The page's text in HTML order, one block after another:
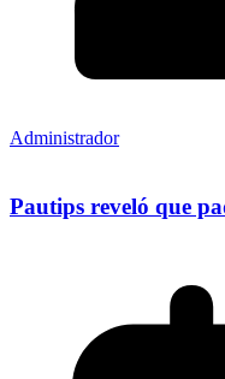
Administrador
Pautips reveló que